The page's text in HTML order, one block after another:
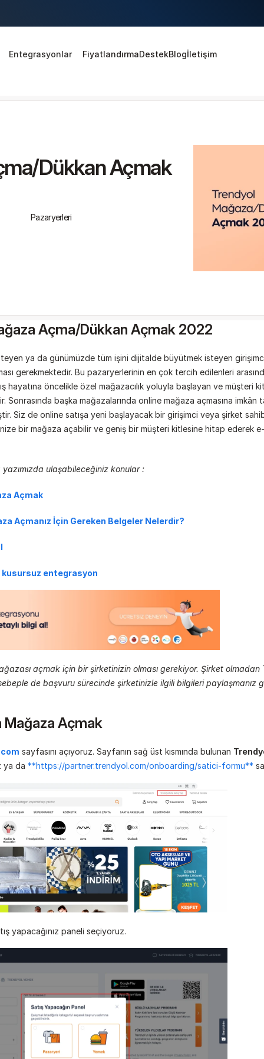
Entegrasyonlar FiyatlandırmaDestekBlogİletişim
Dükkan Açmak
Pazaryerleri
Açma/Dükkan Açmak 2022
ya da günümüzde tüm işini dijitalde büyütmek isteyen
gerekmektedir. Bu pazaryerlerinin en çok tercih edilenleri
hayatına öncelikle özel mağazacılık yoluyla başlayan ve müşteri
başka mağazalarında online mağaza açmasına imkân
Siz de online satışa yeni başlayacak bir girişimci veya şirket
bir mağaza açabilir ve geniş bir müşteri kitlesine hitap ederek
yazımızda ulaşabileceğiniz konular :
Açmak
Açmanız İçin Gereken Belgeler Nelerdir?
kusursuz entegrasyon
açmak için bir şirketinizin olması gerekiyor. Şirket olmadan
de başvuru sürecinde şirketinizle ilgili bilgileri paylaşmanız
Açmak
sayfasını açıyoruz. Sayfanın sağ üst kısmında bulunan
ya da **https://partner.trendyol.com/onboarding/satici-formu**
yapacağınız paneli seçiyoruz.